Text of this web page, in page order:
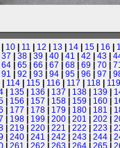
| 10| 11 | 12 | 13 | 14| 15| 16 |
37 | 38| 39 | 40| 41 | 42 | 43 |
64| 65| 66 | 67 | 68| 69 | 70|
91 | 92 | 93 | 94| 95| 96 | 97 |
| 114| 115| 116 | 117 | 118| 119
| 135| 136 | 137 | 138| 139 |
| 156 | 157 | 158| 159 | 160|
| 177 | 178| 179 | 180| 181 |
| 198| 199 | 200| 201 | 202 |
| 219 | 220| 221 | 222 | 223 |
| 240| 241 | 242 | 243 | 244|
| 261 | 262 | 263 | 264| 265|